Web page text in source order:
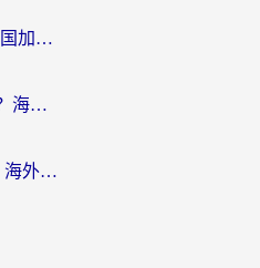
国外看芒果tv总卡？选对回国加速器，轻松追《浪姐》不费劲
在国外怎么看nba直播网站？海外党专属体育观赛指南，告别地区限制！
国外怎么看手机腾讯视频？海外党亲测有效的追剧加速器选择指南